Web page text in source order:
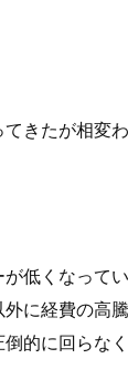
きたが相変
低くなって
に経費の高
的に回らな